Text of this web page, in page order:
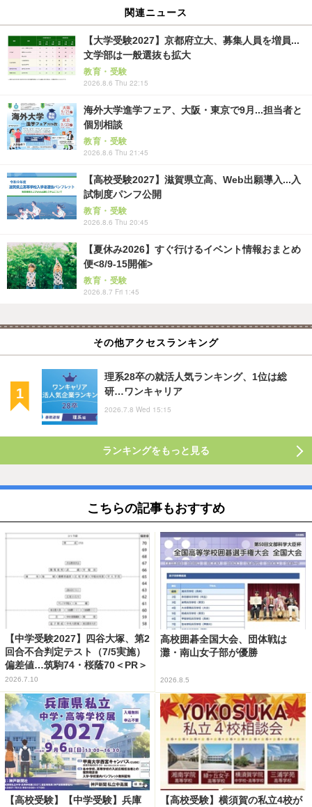
関連ニュース
【大学受験2027】京都府立大、募集人員を増員...
文学部は一般選抜も拡大
教育・受験
2026.8.6 Thu 22:15
海外大学進学フェア、大阪・東京で9月...担当者と
個別相談
教育・受験
2026.8.6 Thu 21:45
【高校受験2027】滋賀県立高、Web出願導入...入
試制度パンフ公開
教育・受験
2026.8.6 Thu 20:45
【夏休み2026】すぐ行けるイベント情報おまとめ
便<8/9-15開催>
教育・受験
2026.8.7 Fri 1:45
その他アクセスランキング
理系28卒の就活人気ランキング、1位は総
研…ワンキャリア
2026.7.8 Wed 15:15
ランキングをもっと見る
こちらの記事もおすすめ
【中学受験2027】四谷大塚、第2
回合不合判定テスト（7/5実施）
偏差値…筑駒74・桜蔭70＜PR＞
2026.7.10
高校囲碁全国大会、団体戦は
灘・南山女子部が優勝
2026.8.5
【高校受験】【中学受験】兵庫
【高校受験】横須賀の私立4校が